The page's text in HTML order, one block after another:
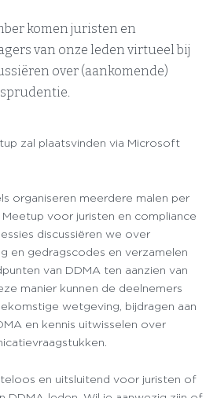
komen juristen en
van onze leden virtueel bij
over (aankomende)
zal plaatsvinden via Microsoft
organiseren meerdere malen per
Meetup voor juristen en compliance
discussiëren we over
en gedragscodes en verzamelen
van DDMA ten aanzien van
manier kunnen de deelnemers
wetgeving, bijdragen aan
en kennis uitwisselen over
en uitsluitend voor juristen of